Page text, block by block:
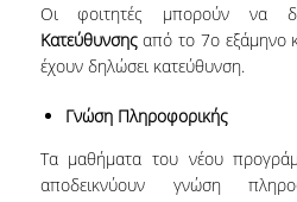
ΕΥΚΑΙΡΙΕΣ ΕΡΓΑΣΙΑΣ
ΘΕΡΙΝΟ ΣΧΟΛΕΙΟ
Οι φοιτητές μπορούν να
Κατεύθυνσηςαπό το 7οεξάμηνο
έχουν δηλώσει κατεύθυνση.
Γνώση Πληροφορικής
Τα μαθήματα του νέου
αποδεικνύουν γνώση